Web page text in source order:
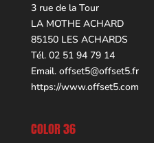
3 rue de la Tour
LA MOTHE ACHARD
85150 LES ACHARDS
Tél. 02 51 94 79 14
Email. offset5@offset5.fr
https://www.offset5.com
COLOR 36